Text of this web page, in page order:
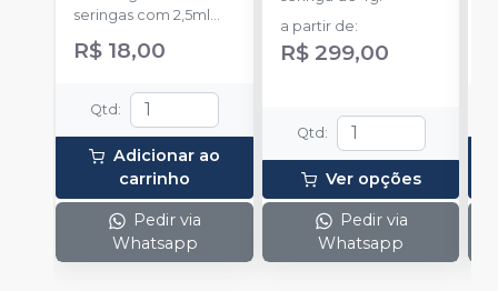
seringas com 2,5ml
ponteiras para
R$ 18,00
Qtd :
Adicionar ao
carrinho
Pedir via
Whatsapp
a partir de:
R$ 299,00
Qtd :
Ver opções
Pedir via
Whatsapp